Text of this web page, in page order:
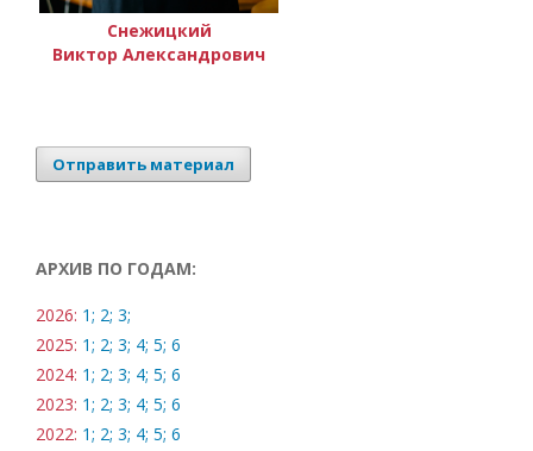
Снежицкий
Виктор Александрович
Отправить материал
АРХИВ ПО ГОДАМ:
2026: 1; 2; 3;
2025: 1; 2; 3; 4; 5; 6
2024: 1; 2; 3; 4; 5; 6
2023: 1; 2; 3; 4; 5; 6
2022: 1; 2; 3; 4; 5; 6